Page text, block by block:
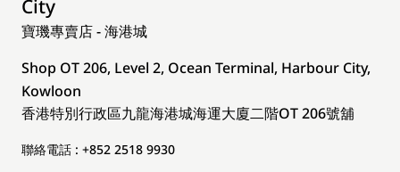
City
寶璣專賣店 - 海港城
Shop OT 206, Level 2, Ocean Terminal, Harbour City,
Kowloon
香港特別行政區九龍海港城海運大廈二階OT 206號舖
聯絡電話 : +852 2518 9930